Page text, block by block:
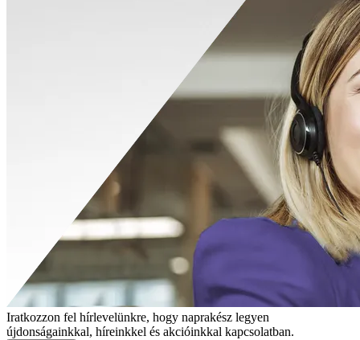
Iratkozzon fel hírlevelünkre, hogy naprakész legyen
újdonságainkkal, híreinkkel és akcióinkkal kapcsolatban.